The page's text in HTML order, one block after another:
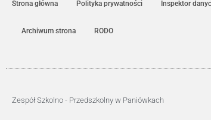
Strona główna Polityka prywatności Inspektor
Archiwum strona RODO
Zespół Szkolno - Przedszkolny w Paniówkach